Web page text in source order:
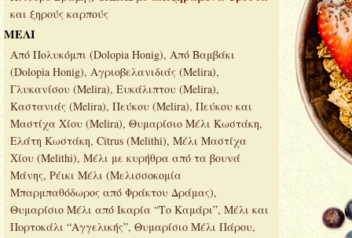
και ξηρούς καρπούς
ΜΕΛΙ
Από Πολυκόμπι (Dolopia Honig), Από Βαμβάκι
(Dolopia Honig), Αγριοβελανιδιάς (Melira),
Γλυκανίσου (Melira), Ευκάλιπτου (Melira),
Καστανιάς (Melira), Πεύκου (Melira), Πεύκου και
Μαστίχα Χίου (Melira), Θυμαρίσιο Μέλι Κωστάκη,
Ελάτη Κωστάκη, Citrus (Melithi), Μέλι Μαστίχα
Χίου (Melithi), Μέλι με κυρήθρα από τα βουνά
Μάνης, Ρέικι Μέλι (Μελισσοκομία
Μπαρμπαθόδωρος από Φράκτου Δράμας),
Θυμαρίσιο Μέλι από Ικαρία “Το Καμάρι”, Μέλι και
Πορτοκάλι “Αγγελικής”, Θυμαρίσιο Μέλι Πάρου,